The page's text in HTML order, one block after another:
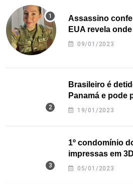
Assassino
EUA revela
09/01/2023
Brasileiro é
Panamá e pode
nos EUA
19/01/2023
1º condomínio
impressas em
Texas
05/01/2023